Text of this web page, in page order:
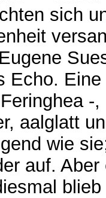
sich
Echo.
-
aalglatt
wie
auf.
blieb